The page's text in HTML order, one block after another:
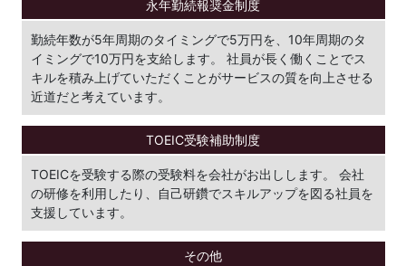
永年勤続報奨金制度
勤続年数が5年周期のタイミングで5万円を、10年周期のタ
イミングで10万円を支給します。 社員が長く働くことでス
キルを積み上げていただくことがサービスの質を向上させる
近道だと考えています。
TOEIC受験補助制度
TOEICを受験する際の受験料を会社がお出しします。 会社
の研修を利用したり、自己研鑽でスキルアップを図る社員を
支援しています。
その他